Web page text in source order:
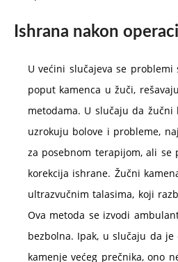
Ishrana nakon
U većini slučajeva se problemi
poput kamenca u žuči,
metodama. U slučaju da
uzrokuju bolove i probleme,
za posebnom terapijom, ali se
korekcija ishrane. Žučni
ultrazvučnim talasima, koji
Ova metoda se izvodi
bezbolna. Ipak, u slučaju da je
kamenje većeg prečnika, ono